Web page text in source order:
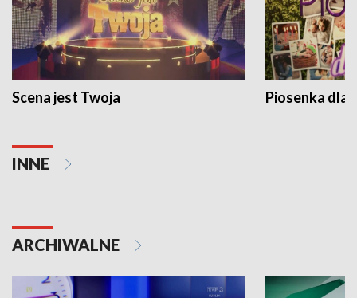
Scena jest Twoja Piosenka dla
INNE
ARCHIWALNE